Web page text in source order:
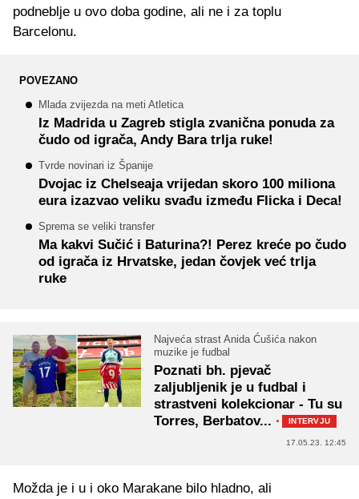
podneblje u ovo doba godine, ali ne i za toplu
Barcelonu.
POVEZANO
Mlada zvijezda na meti Atletica
Iz Madrida u Zagreb stigla zvanična ponuda za
čudo od igrača, Andy Bara trlja ruke!
Tvrde novinari iz Španije
Dvojac iz Chelseaja vrijedan skoro 100 miliona
eura izazvao veliku svađu između Flicka i Deca!
Sprema se veliki transfer
Ma kakvi Sučić i Baturina?! Perez kreće po čudo
od igrača iz Hrvatske, jedan čovjek već trlja
ruke
Najveća strast Anida Ćušića nakon
muzike je fudbal
Poznati bh. pjevač
zaljubljenik je u fudbal i
strastveni kolekcionar - Tu su
Torres, Berbatov... · INTERVJU
17.05.23. 12:45
Možda je i u i oko Marakane bilo hladno, ali